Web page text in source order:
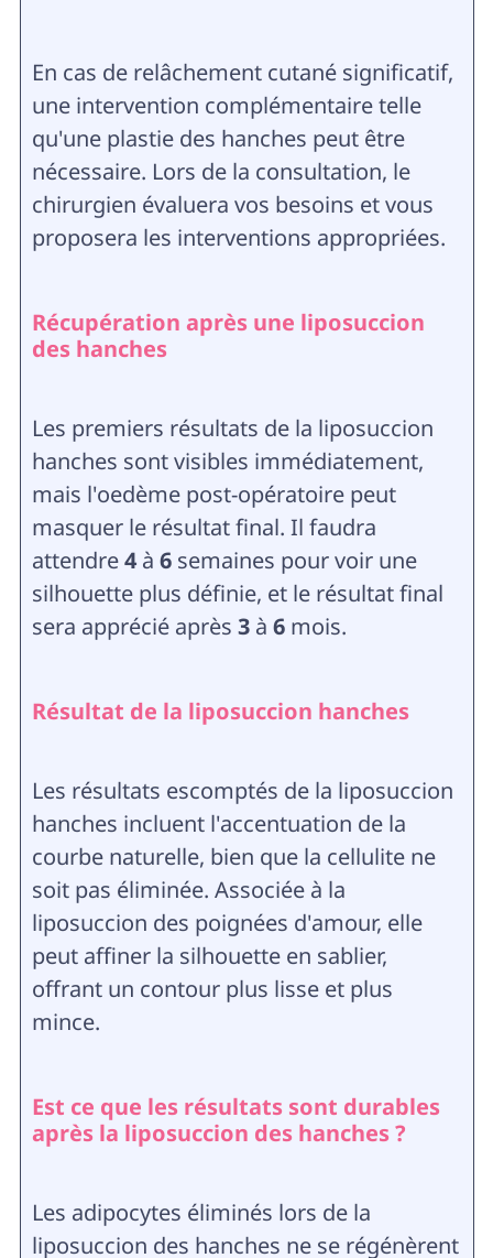
En cas de relâchement cutané significatif,
une intervention complémentaire telle
qu'une plastie des hanches peut être
nécessaire. Lors de la consultation, le
chirurgien évaluera vos besoins et vous
proposera les interventions appropriées.
Récupération après une liposuccion
des hanches
Les premiers résultats de la liposuccion
hanches sont visibles immédiatement,
mais l'oedème post-opératoire peut
masquer le résultat final. Il faudra
attendre4à 6semaines pour voir une
silhouette plus définie, et le résultat final
sera apprécié après 3à 6mois.
Résultat de la liposuccion hanches
Les résultats escomptés de la liposuccion
hanches incluent l'accentuation de la
courbe naturelle, bien que la cellulite ne
soit pas éliminée. Associée à la
liposuccion des poignées d'amour, elle
peut affiner la silhouette en sablier,
offrant un contour plus lisse et plus
mince.
Est ce que les résultats sont durables
après la liposuccion des hanches ?
Les adipocytes éliminés lors de la
liposuccion des hanches ne se régénèrent